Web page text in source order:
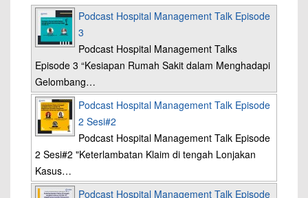
Podcast Hospital Management Talk Episode
3
Podcast Hospital Management Talks
Episode 3 “Kesiapan Rumah Sakit dalam Menghadapi
Gelombang…
Podcast Hospital Management Talk Episode
2 Sesi#2
Podcast Hospital Management Talk Episode
2 Sesi#2 "Keterlambatan Klaim di tengah Lonjakan
Kasus…
Podcast Hospital Management Talk Episode